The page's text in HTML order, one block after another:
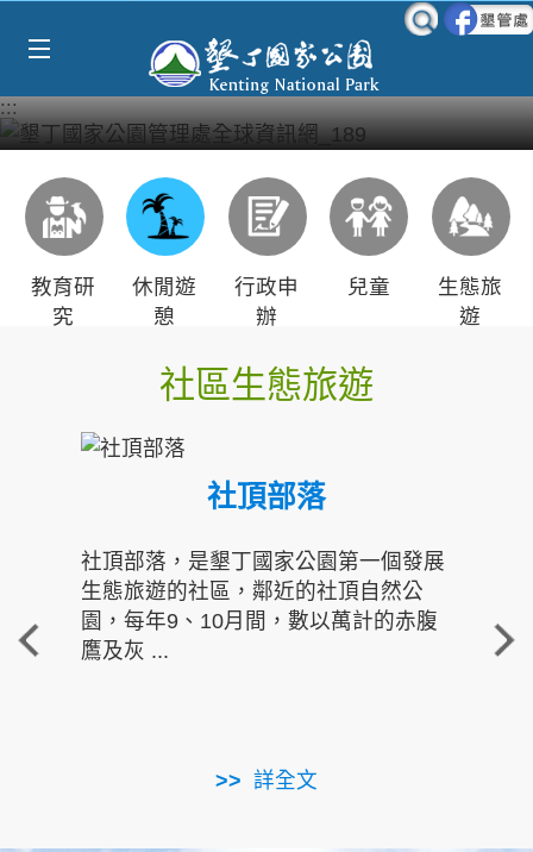
:::
教育研
究
休閒遊
憩
行政申
辦
兒童
生態旅
遊
社區生態旅遊
社頂部落
社頂部落，是墾丁國家公園第一個發展
生態旅遊的社區，鄰近的社頂自然公
園，每年9、10月間，數以萬計的赤腹
鷹及灰 ...
詳全文
重
走進